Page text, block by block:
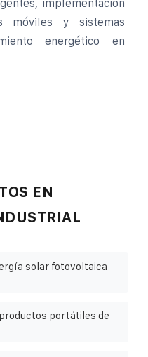
implementación
móviles y sistemas
energético en
EN
solar fotovoltaica
portátiles de